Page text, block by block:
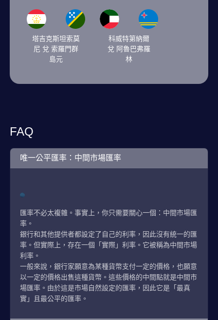
塔吉克斯坦索莫
尼 兌 索羅門群
島元
科威特第納爾
兌 阿魯巴弗羅
林
FAQ
唯一公平匯率：中間市場匯率
匯率不必太複雜。事實上，你只需要關心一個：中間市場匯
率。
銀行和其他提供者都設定了自己的利率，因此沒有統一的匯
率。但實際上，存在一個「實際」利率。它被稱為中間市場
利率。
一般來說，銀行家願意為某種貨幣支付一定的價格，也願意
以一定的價格出售這種貨幣。這些價格的中間點就是中間市
場匯率。由於這是市場自然設定的匯率，因此它是「最真
實」且最公平的匯率。